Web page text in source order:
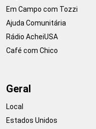
Em Campo com Tozzi
Ajuda Comunitária
Rádio AcheiUSA
Café com Chico
Geral
Local
Estados Unidos